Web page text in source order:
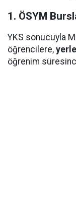
1. ÖSYM
YKS sonucuyla
öğrencilere,
öğrenim